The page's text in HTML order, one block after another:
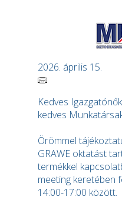
2026. április 15.
Kedves
kedves
Örömmel
GRAWE oktatást
termékkel
meeting keretében
14:00-17:00 között.